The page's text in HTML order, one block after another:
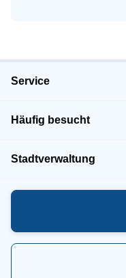
Service
Häufig besucht
Stadtverwaltung